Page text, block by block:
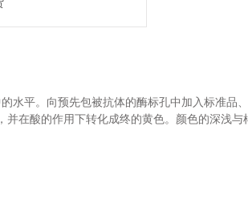
水平。向预先包被抗体的酶标孔中加入标准品
并在酸的作用下转化成终的黄色。颜色的深浅